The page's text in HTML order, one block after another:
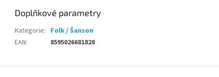
Doplňkové parametry
Kategorie: Folk / Šanson
EAN: 8595026681828